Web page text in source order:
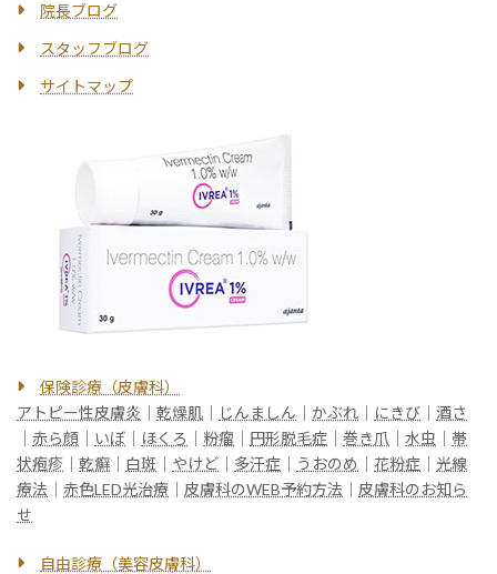
院長ブログ
スタッフブログ
サイトマップ
保険診療（皮膚科）
アトピー性皮膚炎
乾燥肌 じんましん かぶれ にきび
酒さ
赤ら顔 いぼ ほくろ 粉瘤 円形脱毛症 巻き爪 水虫
帯
状疱疹
乾癬 白斑 やけど 多汗症 うおのめ 花粉症
光線
療法
赤色LED光治療 皮膚科のWEB予約方法
皮膚科のお知ら
せ
自由診療（美容皮膚科）